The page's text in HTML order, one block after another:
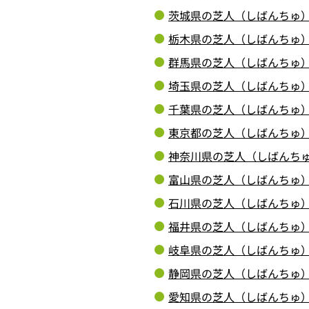
茨城県の芝人（しばんちゅ）
栃木県の芝人（しばんちゅ）
群馬県の芝人（しばんちゅ）
埼玉県の芝人（しばんちゅ）
千葉県の芝人（しばんちゅ）
東京都の芝人（しばんちゅ）
神奈川県の芝人（しばんちゅ
富山県の芝人（しばんちゅ）
石川県の芝人（しばんちゅ）
福井県の芝人（しばんちゅ）
岐阜県の芝人（しばんちゅ）
静岡県の芝人（しばんちゅ）
愛知県の芝人（しばんちゅ）